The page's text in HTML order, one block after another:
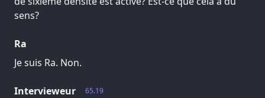
sens?
Ra
Je suis Ra. Non.
65.19
Intervieweur